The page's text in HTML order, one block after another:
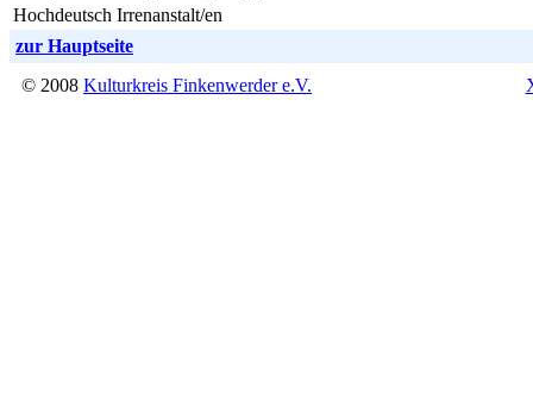
Hochdeutsch Irrenanstalt/en
zur Hauptseite
© 2008 Kulturkreis Finkenwerder e.V.